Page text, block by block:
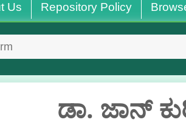
Us Repository Policy
ಡಾ. ಜಾನ್